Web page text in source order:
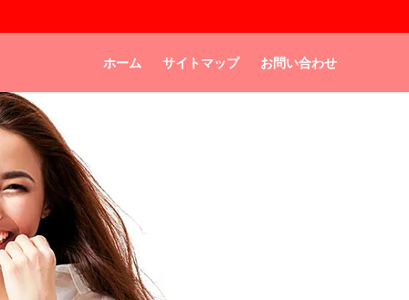
ホーム サイトマップ お問い合わせ